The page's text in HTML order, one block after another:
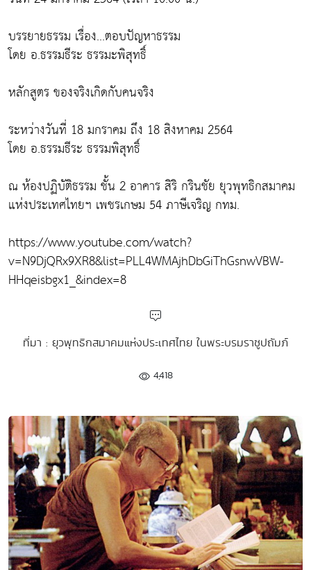
บรรยายธรรม เรื่อง...ตอบปัญหาธรรม
โดย อ.ธรรมธีระ ธรรมะพิสุทธิ์
หลักสูตร ของจริงเกิดกับคนจริง
ระหว่างวันที่ 18 มกราคม ถึง 18 สิงหาคม 2564
โดย อ.ธรรมธีระ ธรรมพิสุทธิ์
ณ ห้องปฏิบัติธรรม ชั้น 2 อาคาร สิริ กรินชัย ยุวพุทธิกสมาคม
แห่งประเทศไทยฯ เพชรเกษม 54 ภาษีเจริญ กทม.
https://www.youtube.com/watch?
v=N9DjQRx9XR8&list=PLL4WMAjhDbGiThGsnwVBW-
HHqeisbgx1_&index=8
ที่มา : ยุวพุทธิกสมาคมแห่งประเทศไทย ในพระบรมราชูปถัมภ์
4,418